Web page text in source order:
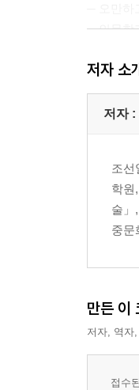
─ 인문학
─ 과학적
─ 근대과
─ 21세
─ 대량
─ 세계
─ 시장
─ 시장의
─ 악마의
4. 대량생
─ 인간
저자 소
저자 :
조선
학원
술」
중문
만든 이
저자, 역자
접수